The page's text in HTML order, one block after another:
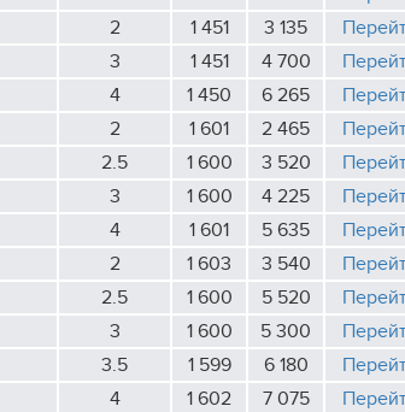
2 1 451 3 135
3 1 451 4 700
4 1 450 6 265
2 1 601 2 465
2.5 1 600 3 520
3 1 600 4 225
4 1 601 5 635
2 1 603 3 540
2.5 1 600 5 520
3 1 600 5 300
3.5 1 599 6 180
4 1 602 7 075